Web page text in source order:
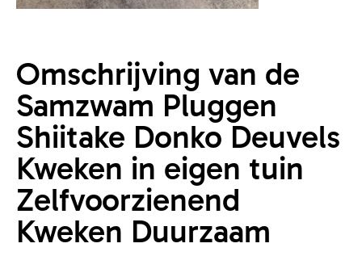
Omschrijving van de
Samzwam Pluggen
Shiitake Donko Deuvels
Kweken in eigen tuin
Zelfvoorzienend
Kweken Duurzaam